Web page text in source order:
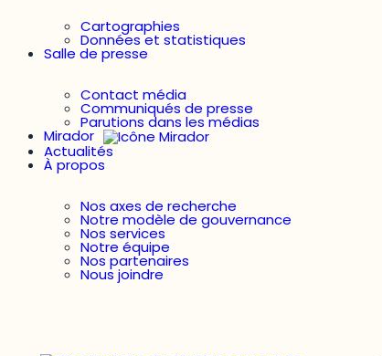
Cartographies
Données et statistiques
Salle de presse
Contact média
Communiqués de presse
Parutions dans les médias
Mirador
Actualités
À propos
Nos axes de recherche
Notre modèle de gouvernance
Nos services
Notre équipe
Nos partenaires
Nous joindre